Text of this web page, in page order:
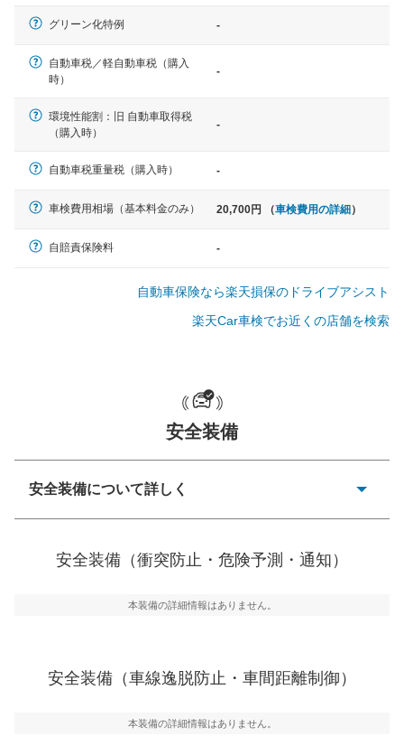
クラウン、アルファード、フォレ
カD:5 など
一般的な荷物のサイズの目安
グリーン化特例 -
自動車税／軽自動車税（購入
時）
-
環境性能割：旧 自動車取得税
（購入時）
-
自動車税重量税（購入時） -
車検費用相場（基本料金のみ） 20,700円 （車検費用の詳細）
自賠責保険料 -
自動車保険なら楽天損保のドライブアシスト
楽天Car車検でお近くの店舗を検索
安全装備
安全装備について詳しく
ーキアシスト、ABSなどが装備されています。
車線逸脱防止
車線のはみだしやふらつきを防止するためにレーンキー
安全装備（衝突防止・危険予測・通知）
本装備の詳細情報はありません。
安全装備（車線逸脱防止・車間距離制御）
本装備の詳細情報はありません。